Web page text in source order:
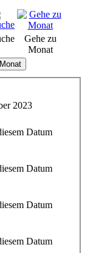
Gehe zu
Monat
2023
Datum
Datum
Datum
Datum